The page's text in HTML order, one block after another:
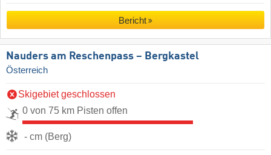
Bericht
Nauders am Reschenpass – Bergkastel
Österreich
Skigebiet geschlossen
0 von 75 km Pisten offen
- cm (Berg)